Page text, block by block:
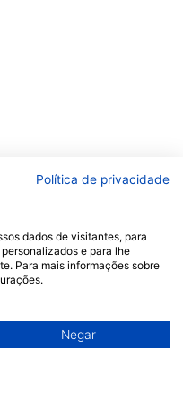
Política de privacidade
dados de visitantes, para
e para lhe
Para mais informações sobre
Negar